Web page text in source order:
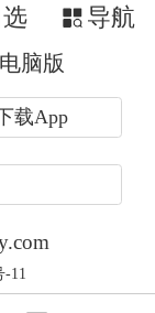
停票选状
时在其媒
富最佳分
以努力维
、提升本
选 导航
电脑版
载App
-11